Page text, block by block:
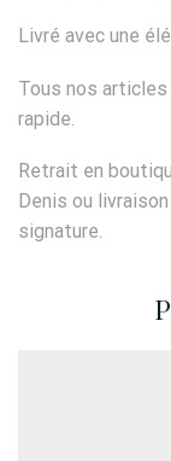
Livré avec une
Tous nos
rapide.
Retrait en
Denis ou
signature.